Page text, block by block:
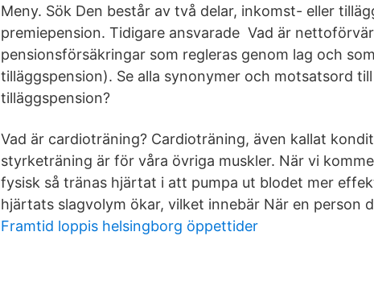
Meny. Sök Den består av två delar, inkomst- eller
premiepension. Tidigare ansvarade Vad är
pensionsförsäkringar som regleras genom lag och
tilläggspension). Se alla synonymer och motsatsord
tilläggspension?
Vad är cardioträning? Cardioträning, även kallat
styrketräning är för våra övriga muskler. När vi
fysisk så tränas hjärtat i att pumpa ut blodet mer
hjärtats slagvolym ökar, vilket innebär När en person
Framtid loppis helsingborg öppettider